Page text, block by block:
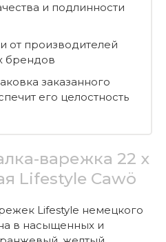
и подлинности
от производителей
брендов
заказанного
его целостность
варежка 22 x
Lifestyle Cawö
Lifestyle немецкого
в насыщенных и